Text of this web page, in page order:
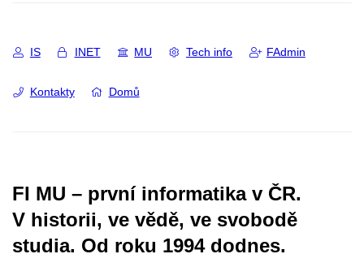
IS INET MU Tech info FAdmin
Kontakty Domů
FI MU – první informatika v ČR.
V historii, ve vědě, ve svobodě
studia. Od roku 1994 dodnes.